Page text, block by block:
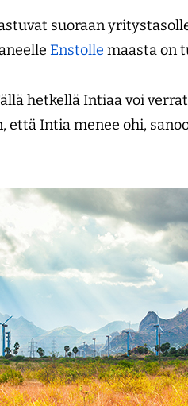
suoraan
Enstolle maasta on
hetkellä Intiaa voi
että Intia menee ohi,